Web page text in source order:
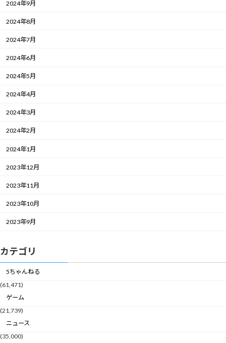
2024年9月
2024年8月
2024年7月
2024年6月
2024年5月
2024年4月
2024年3月
2024年2月
2024年1月
2023年12月
2023年11月
2023年10月
2023年9月
カテゴリ
5ちゃんねる
(61,471)
ゲーム
(21,739)
ニュース
(35,000)